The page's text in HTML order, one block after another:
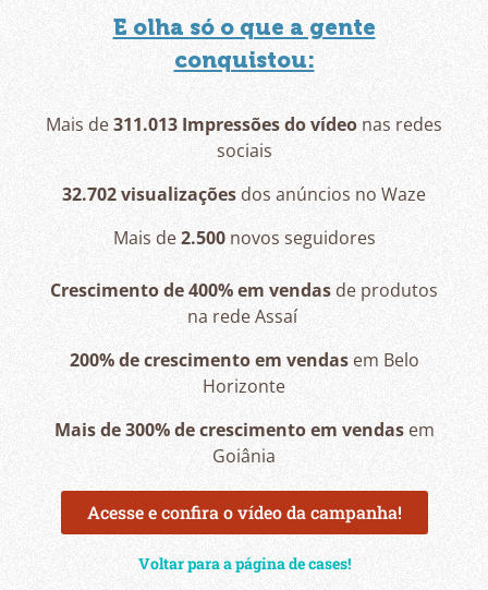
E olha só o que a gente
conquistou:
Mais de311.013 Impressões do vídeo nas redes
sociais
32.702 visualizações dos anúncios no Waze
Mais de2.500novos seguidores
Crescimento de 400% em vendasde produtos
na rede Assaí
200% de crescimento em vendasem Belo
Horizonte
Mais de 300% de crescimento em vendasem
Goiânia
Acesse e confira o vídeo da campanha!
Voltar para a página de cases!